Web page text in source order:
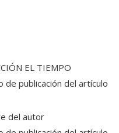
EL TIEMPO
de publicación del artículo
del autor